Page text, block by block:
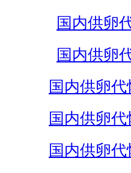
国内供卵
国内供卵
国内供卵
国内供卵
国内供卵